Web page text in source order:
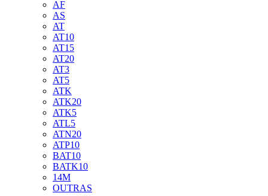
AF
AS
AT
AT10
AT15
AT20
AT3
AT5
ATK
ATK20
ATK5
ATL5
ATN20
ATP10
BAT10
BATK10
14M
OUTRAS